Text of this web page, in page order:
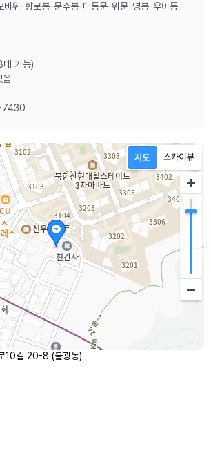
바위-향로봉-문수봉-대동문-위문-영봉-우이동
대 가능)
음
7430
10길 20-8 (불광동)